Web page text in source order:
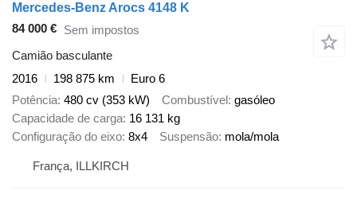
Mercedes-Benz Arocs 4148 K
84 000 € Sem impostos
Camião basculante
2016
198 875 km
Euro 6
Potência 480 cv (353 kW) Combustível gasóleo
Capacidade de carga 16 131 kg
Configuração do eixo 8x4 Suspensão mola/mola
França, ILLKIRCH